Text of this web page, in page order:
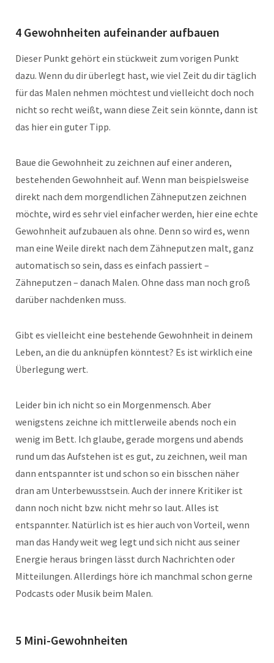
4 Gewohnheiten aufeinander aufbauen
Dieser Punkt gehört ein stückweit zum vorigen Punkt
dazu. Wenn du dir überlegt hast, wie viel Zeit du dir täglich
für das Malen nehmen möchtest und vielleicht doch noch
nicht so recht weißt, wann diese Zeit sein könnte, dann ist
das hier ein guter Tipp.
Baue die Gewohnheit zu zeichnen auf einer anderen,
bestehenden Gewohnheit auf. Wenn man beispielsweise
direkt nach dem morgendlichen Zähneputzen zeichnen
möchte, wird es sehr viel einfacher werden, hier eine echte
Gewohnheit aufzubauen als ohne. Denn so wird es, wenn
man eine Weile direkt nach dem Zähneputzen malt, ganz
automatisch so sein, dass es einfach passiert –
Zähneputzen – danach Malen. Ohne dass man noch groß
darüber nachdenken muss.
Gibt es vielleicht eine bestehende Gewohnheit in deinem
Leben, an die du anknüpfen könntest? Es ist wirklich eine
Überlegung wert.
Leider bin ich nicht so ein Morgenmensch. Aber
wenigstens zeichne ich mittlerweile abends noch ein
wenig im Bett. Ich glaube, gerade morgens und abends
rund um das Aufstehen ist es gut, zu zeichnen, weil man
dann entspannter ist und schon so ein bisschen näher
dran am Unterbewusstsein. Auch der innere Kritiker ist
dann noch nicht bzw. nicht mehr so laut. Alles ist
entspannter. Natürlich ist es hier auch von Vorteil, wenn
man das Handy weit weg legt und sich nicht aus seiner
Energie heraus bringen lässt durch Nachrichten oder
Mitteilungen. Allerdings höre ich manchmal schon gerne
Podcasts oder Musik beim Malen.
5 Mini-Gewohnheiten